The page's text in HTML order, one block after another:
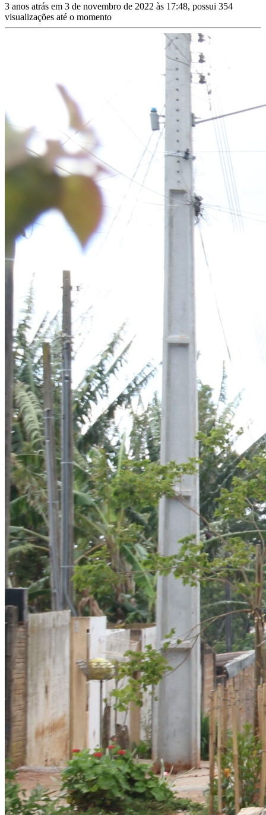
3 anos atrás em 3 de novembro de 2022 às 17:48, possui 354
visualizações até o momento